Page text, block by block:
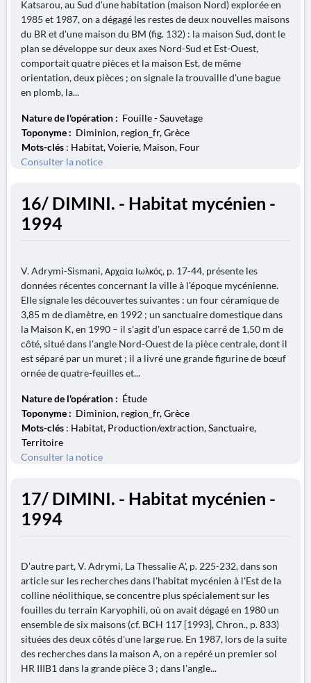
Katsarou, au Sud d'une habitation (maison Nord) explorée en
1985 et 1987, on a dégagé les restes de deux nouvelles maisons
du BR et d'une maison du BM (fig. 132) : la maison Sud, dont le
plan se développe sur deux axes Nord-Sud et Est-Ouest,
comportait quatre pièces et la maison Est, de même
orientation, deux pièces ; on signale la trouvaille d'une bague
en plomb, la...
Nature de l'opération : Fouille - Sauvetage
Toponyme : Diminion, region_fr, Grèce
Mots-clés : Habitat, Voierie, Maison, Four
Consulter la notice
16/ DIMINI. - Habitat mycénien -
1994
V. Adrymi-Sismani, Αρχαία Ιωλκός, p. 17-44, présente les
données récentes concernant la ville à l'époque mycénienne.
Elle signale les découvertes suivantes : un four céramique de
3,85 m de diamètre, en 1992 ; un sanctuaire domestique dans
la Maison K, en 1990 – il s'agit d'un espace carré de 1,50 m de
côté, situé dans l'angle Nord-Ouest de la pièce centrale, dont il
est séparé par un muret ; il a livré une grande figurine de bœuf
ornée de quatre-feuilles et...
Nature de l'opération : Étude
Toponyme : Diminion, region_fr, Grèce
Mots-clés : Habitat, Production/extraction, Sanctuaire,
Territoire
Consulter la notice
17/ DIMINI. - Habitat mycénien -
1994
D'autre part, V. Adrymi, La Thessalie A', p. 225-232, dans son
article sur les recherches dans l'habitat mycénien à l'Est de la
colline néolithique, se concentre plus spécialement sur les
fouilles du terrain Karyophili, où on avait dégagé en 1980 un
ensemble de six maisons (cf. BCH 117 [1993], Chron., p. 833)
situées des deux côtés d'une large rue. En 1987, lors de la suite
des recherches dans la maison A, on a repéré un premier sol
HR IIIB1 dans la grande pièce 3 ; dans l'angle...